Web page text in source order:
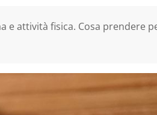
attività fisica. Cosa prendere